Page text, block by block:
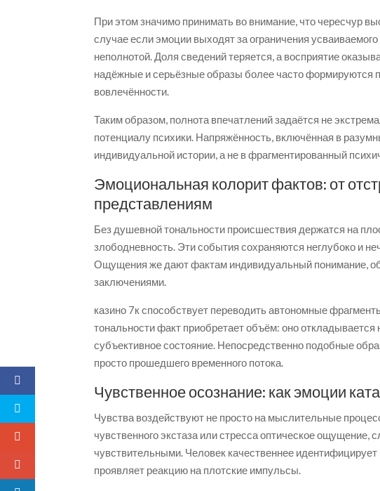
При этом значимо принимать во внимание, что чересчур
случае если эмоции выходят за ограничения
неполнотой. Доля сведений теряется, а восприятие
надёжные и серьёзные образы более часто формируются
вовлечённости.
Таким образом, полнота впечатлений задаётся не
потенциалу психики. Напряжённость, включённая в
индивидуальной истории, а не в фрагментированный
Эмоциональная колорит фактов: от
представлениям
Без душевной тональности происшествия держатся на
злободневность. Эти события сохраняются неглубоко и
Ощущения же дают фактам индивидуальный понимание,
заключениями.
казино 7к способствует переводить автономные
тональности факт приобретает объём: оно откладывается
субъективное состояние. Непосредственно подобные
просто прошедшего временного потока.
Чувственное осознание: как эмоции
Чувства воздействуют не просто на мыслительные
чувственного экстаза или стресса оптическое
чувствительными. Человек качественнее
проявляет реакцию на плотские импульсы.